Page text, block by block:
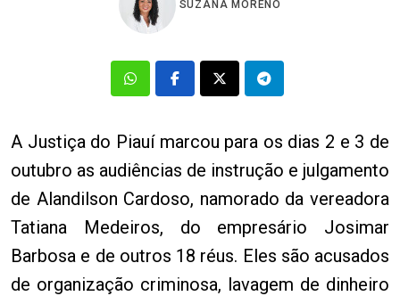
SUZANA MORENO
A Justiça do Piauí marcou para os dias 2 e 3 de
outubro as audiências de instrução e julgamento
de Alandilson Cardoso, namorado da vereadora
Tatiana Medeiros, do empresário Josimar
Barbosa e de outros 18 réus. Eles são acusados
de organização criminosa, lavagem de dinheiro